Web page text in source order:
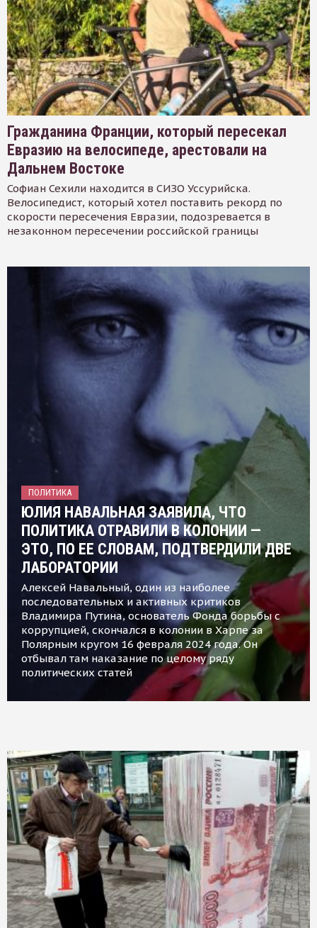
Гражданина Франции, который пересекал
Евразию на велосипеде, арестовали на
Дальнем Востоке
Софиан Сехили находится в СИЗО Уссурийска.
Велосипедист, который хотел поставить рекорд по
скорости пересечения Евразии, подозревается в
незаконном пересечении российской границы
ПОЛИТИКА
ЮЛИЯ НАВАЛЬНАЯ ЗАЯВИЛА, ЧТО
ПОЛИТИКА ОТРАВИЛИ В КОЛОНИИ —
ЭТО, ПО ЕЕ СЛОВАМ, ПОДТВЕРДИЛИ ДВЕ
ЛАБОРАТОРИИ
Алексей Навальный, один из наиболее
последовательных и активных критиков
Владимира Путина, основатель Фонда борьбы с
коррупцией, скончался в колонии в Харпе за
Полярным кругом 16 февраля 2024 года. Он
отбывал там наказание по целому ряду
политических статей